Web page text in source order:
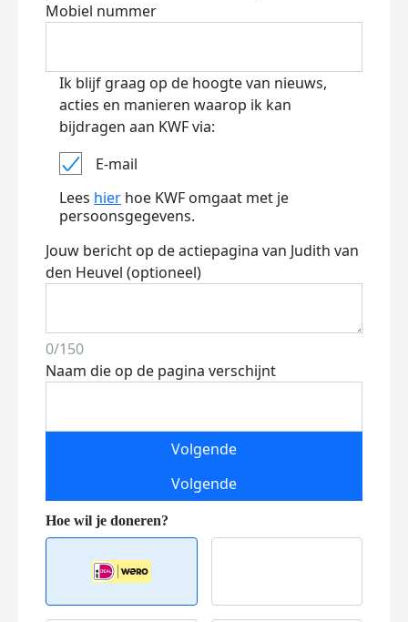
Mobiel nummer
Ik blijf graag op de hoogte van nieuws,
acties en manieren waarop ik kan
bijdragen aan KWF via:
E-mail
Lees hier hoe KWF omgaat met je
persoonsgegevens.
Jouw bericht op de actiepagina van Judith van
den Heuvel (optioneel)
0/150
Naam die op de pagina verschijnt
Volgende
Volgende